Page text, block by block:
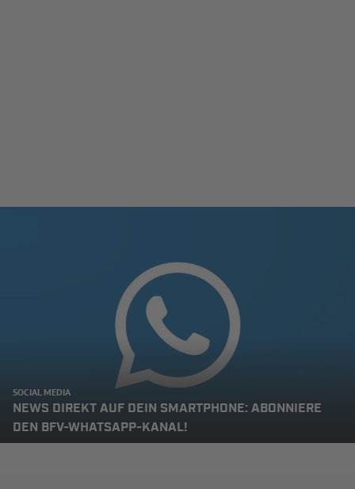
SOCIAL MEDIA
NEWS DIREKT AUF DEIN SMARTPHONE: ABONNIERE
DEN BFV-WHATSAPP-KANAL!